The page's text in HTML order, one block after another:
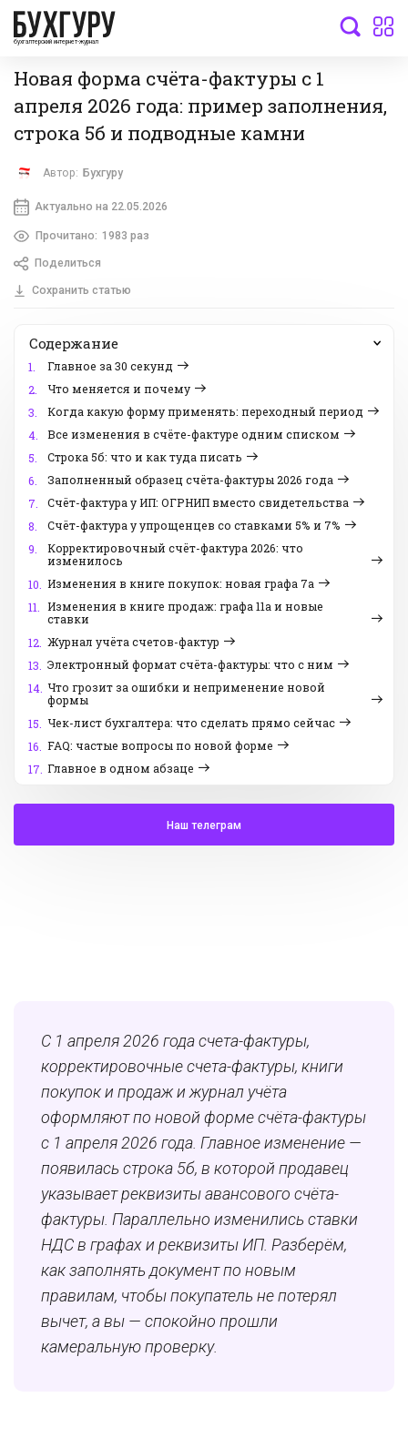
бухгалтерский интернет-журнал
Новая форма счёта-фактуры с 1
апреля 2026 года: пример заполнения,
строка 5б и подводные камни
Автор: Бухгуру
Актуально на 22.05.2026
Прочитано: 1983 раз
Поделиться
Сохранить статью
Содержание
1.
Главное за 30 секунд
2.
Что меняется и почему
3.
Когда какую форму применять: переходный период
4.
Все изменения в счёте-фактуре одним списком
5.
Строка 5б: что и как туда писать
6.
Заполненный образец счёта-фактуры 2026 года
7.
Счёт-фактура у ИП: ОГРНИП вместо свидетельства
8.
Счёт-фактура у упрощенцев со ставками 5% и 7%
9.
Корректировочный счёт-фактура 2026: что
изменилось
10. Изменения в книге покупок: новая графа 7а
11. Изменения в книге продаж: графа 11а и новые
ставки
12. Журнал учёта счетов-фактур
13. Электронный формат счёта-фактуры: что с ним
14. Что грозит за ошибки и неприменение новой
формы
15. Чек-лист бухгалтера: что сделать прямо сейчас
16. FAQ: частые вопросы по новой форме
17. Главное в одном абзаце
Наш телеграм
С 1 апреля 2026 года счета-фактуры,
корректировочные счета-фактуры, книги
покупок и продаж и журнал учёта
оформляют по новой форме счёта-фактуры
с 1 апреля 2026 года. Главное изменение —
появилась строка 5б, в которой продавец
указывает реквизиты авансового счёта-
фактуры. Параллельно изменились ставки
НДС в графах и реквизиты ИП. Разберём,
как заполнять документ по новым
правилам, чтобы покупатель не потерял
вычет, а вы — спокойно прошли
камеральную проверку.